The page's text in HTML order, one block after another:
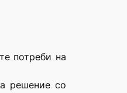
потреби на
решение со